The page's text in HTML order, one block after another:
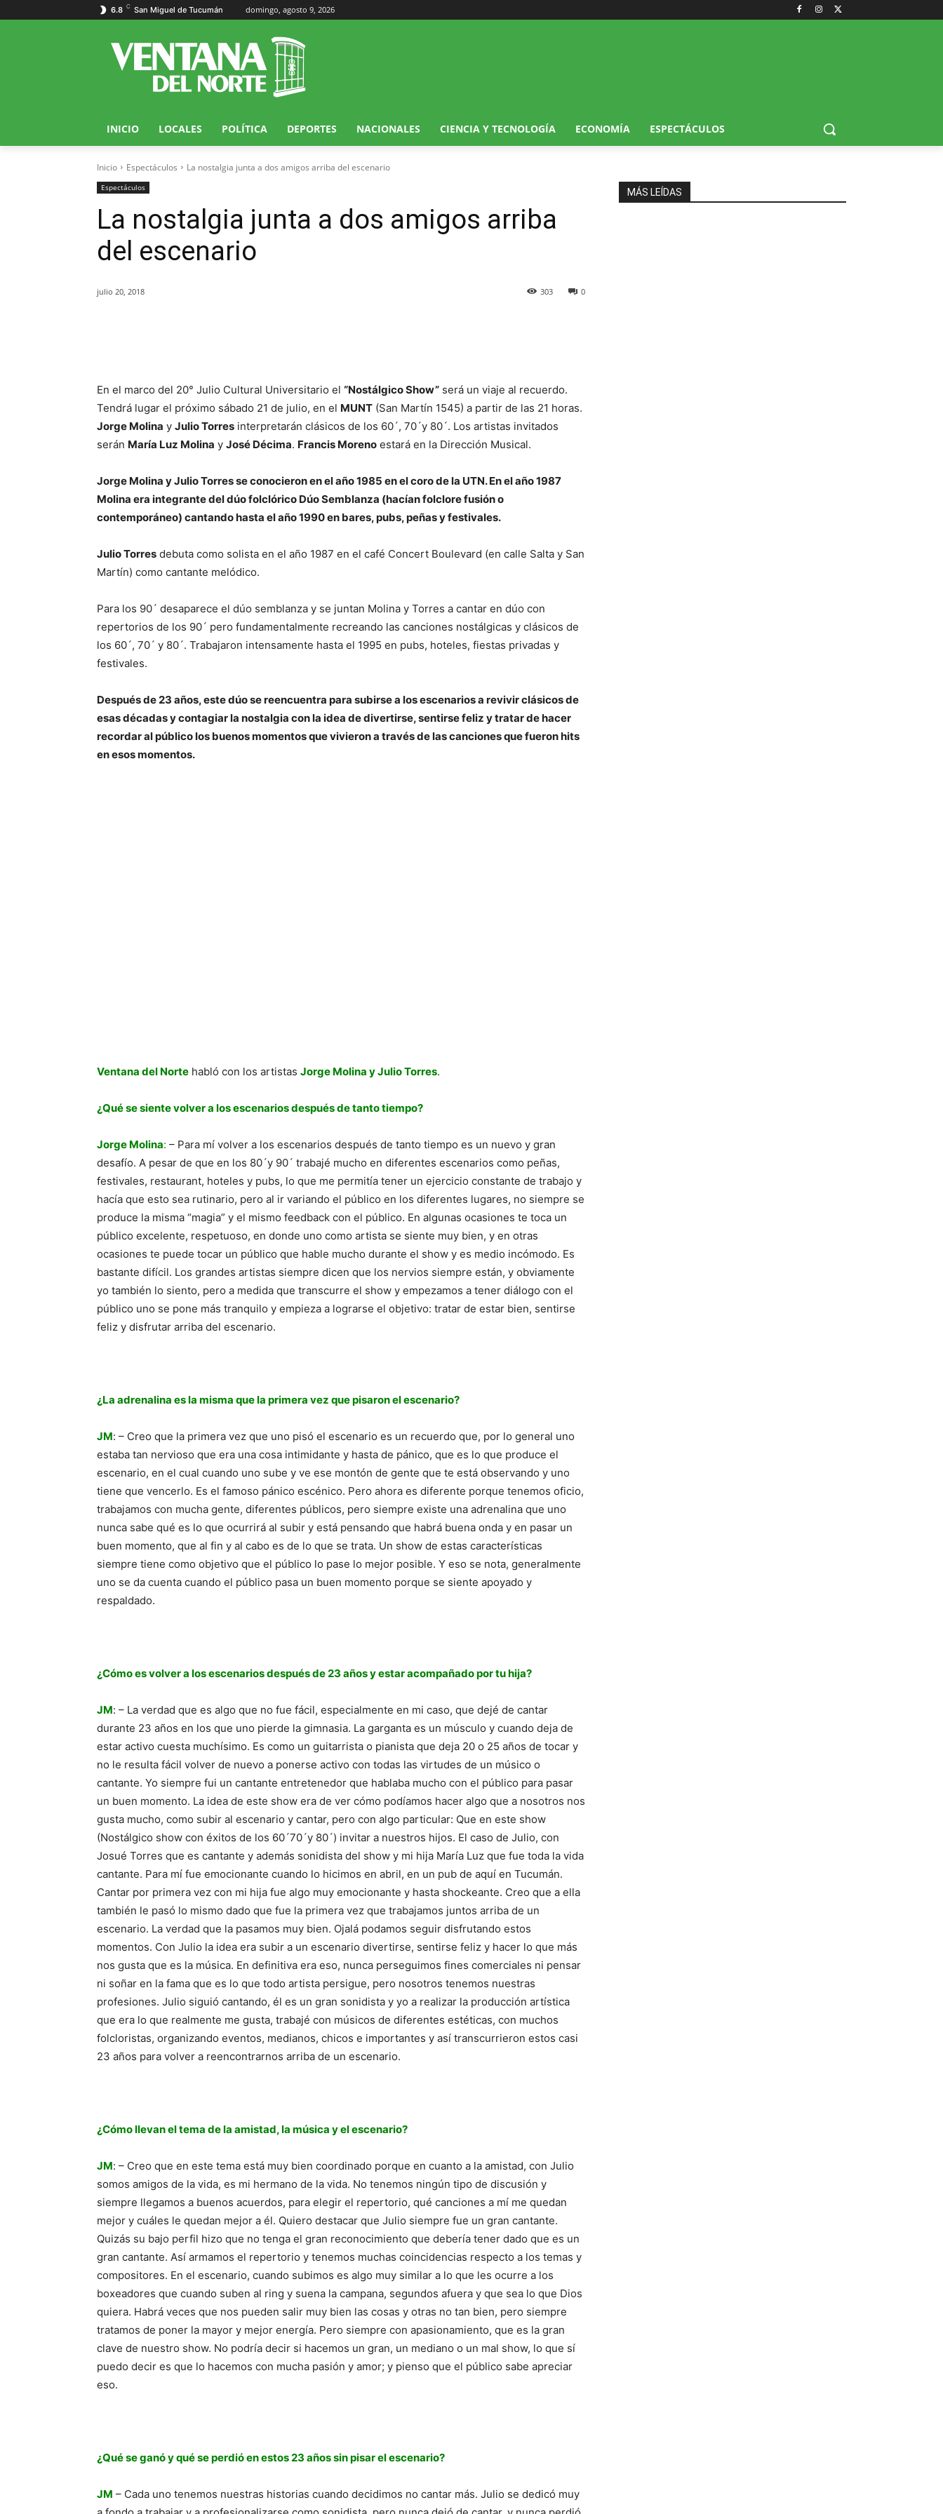
6.8 C San Miguel de Tucumán domingo, agosto 9, 2026
INICIO LOCALES POLÍTICA DEPORTES NACIONALES CIENCIA Y TECNOLOGÍA ECONOMÍA ESPECTÁCULOS
Inicio Espectáculos La nostalgia junta a dos amigos arriba del escenario
Espectáculos
La nostalgia junta a dos amigos arriba
del escenario
julio 20, 2018 0
303
En el marco del 20° Julio Cultural Universitario el “Nostálgico Show” será un viaje al recuerdo.
Tendrá lugar el próximo sábado 21 de julio, en el MUNT (San Martín 1545) a partir de las 21 horas.
Jorge Molina y Julio Torres interpretarán clásicos de los 60´, 70´y 80´. Los artistas invitados
serán María Luz Molina y José Décima. Francis Moreno estará en la Dirección Musical.
Jorge Molina y Julio Torres se conocieron en el año 1985 en el coro de la UTN. En el año 1987
Molina era integrante del dúo folclórico Dúo Semblanza (hacían folclore fusión o
contemporáneo) cantando hasta el año 1990 en bares, pubs, peñas y festivales.
Julio Torres debuta como solista en el año 1987 en el café Concert Boulevard (en calle Salta y San
Martín) como cantante melódico.
Para los 90´ desaparece el dúo semblanza y se juntan Molina y Torres a cantar en dúo con
repertorios de los 90´ pero fundamentalmente recreando las canciones nostálgicas y clásicos de
los 60´, 70´ y 80´. Trabajaron intensamente hasta el 1995 en pubs, hoteles, fiestas privadas y
festivales.
Después de 23 años, este dúo se reencuentra para subirse a los escenarios a revivir clásicos de
esas décadas y contagiar la nostalgia con la idea de divertirse, sentirse feliz y tratar de hacer
recordar al público los buenos momentos que vivieron a través de las canciones que fueron hits
en esos momentos.
Ventana del Norte habló con los artistas Jorge Molina y Julio Torres.
¿Qué se siente volver a los escenarios después de tanto tiempo?
Jorge Molina: – Para mí volver a los escenarios después de tanto tiempo es un nuevo y gran
desafío. A pesar de que en los 80´y 90´ trabajé mucho en diferentes escenarios como peñas,
festivales, restaurant, hoteles y pubs, lo que me permitía tener un ejercicio constante de trabajo y
hacía que esto sea rutinario, pero al ir variando el público en los diferentes lugares, no siempre se
produce la misma “magia” y el mismo feedback con el público. En algunas ocasiones te toca un
público excelente, respetuoso, en donde uno como artista se siente muy bien, y en otras
ocasiones te puede tocar un público que hable mucho durante el show y es medio incómodo. Es
bastante difícil. Los grandes artistas siempre dicen que los nervios siempre están, y obviamente
yo también lo siento, pero a medida que transcurre el show y empezamos a tener diálogo con el
público uno se pone más tranquilo y empieza a lograrse el objetivo: tratar de estar bien, sentirse
feliz y disfrutar arriba del escenario.
¿La adrenalina es la misma que la primera vez que pisaron el escenario?
JM: – Creo que la primera vez que uno pisó el escenario es un recuerdo que, por lo general uno
estaba tan nervioso que era una cosa intimidante y hasta de pánico, que es lo que produce el
escenario, en el cual cuando uno sube y ve ese montón de gente que te está observando y uno
tiene que vencerlo. Es el famoso pánico escénico. Pero ahora es diferente porque tenemos oficio,
trabajamos con mucha gente, diferentes públicos, pero siempre existe una adrenalina que uno
nunca sabe qué es lo que ocurrirá al subir y está pensando que habrá buena onda y en pasar un
buen momento, que al fin y al cabo es de lo que se trata. Un show de estas características
siempre tiene como objetivo que el público lo pase lo mejor posible. Y eso se nota, generalmente
uno se da cuenta cuando el público pasa un buen momento porque se siente apoyado y
respaldado.
¿Cómo es volver a los escenarios después de 23 años y estar acompañado por tu hija?
JM: – La verdad que es algo que no fue fácil, especialmente en mi caso, que dejé de cantar
durante 23 años en los que uno pierde la gimnasia. La garganta es un músculo y cuando deja de
estar activo cuesta muchísimo. Es como un guitarrista o pianista que deja 20 o 25 años de tocar y
no le resulta fácil volver de nuevo a ponerse activo con todas las virtudes de un músico o
cantante. Yo siempre fui un cantante entretenedor que hablaba mucho con el público para pasar
un buen momento. La idea de este show era de ver cómo podíamos hacer algo que a nosotros nos
gusta mucho, como subir al escenario y cantar, pero con algo particular: Que en este show
(Nostálgico show con éxitos de los 60´70´y 80´) invitar a nuestros hijos. El caso de Julio, con
Josué Torres que es cantante y además sonidista del show y mi hija María Luz que fue toda la vida
cantante. Para mí fue emocionante cuando lo hicimos en abril, en un pub de aquí en Tucumán.
Cantar por primera vez con mi hija fue algo muy emocionante y hasta shockeante. Creo que a ella
también le pasó lo mismo dado que fue la primera vez que trabajamos juntos arriba de un
escenario. La verdad que la pasamos muy bien. Ojalá podamos seguir disfrutando estos
momentos. Con Julio la idea era subir a un escenario divertirse, sentirse feliz y hacer lo que más
nos gusta que es la música. En definitiva era eso, nunca perseguimos fines comerciales ni pensar
ni soñar en la fama que es lo que todo artista persigue, pero nosotros tenemos nuestras
profesiones. Julio siguió cantando, él es un gran sonidista y yo a realizar la producción artística
que era lo que realmente me gusta, trabajé con músicos de diferentes estéticas, con muchos
folcloristas, organizando eventos, medianos, chicos e importantes y así transcurrieron estos casi
23 años para volver a reencontrarnos arriba de un escenario.
¿Cómo llevan el tema de la amistad, la música y el escenario?
JM: – Creo que en este tema está muy bien coordinado porque en cuanto a la amistad, con Julio
somos amigos de la vida, es mi hermano de la vida. No tenemos ningún tipo de discusión y
siempre llegamos a buenos acuerdos, para elegir el repertorio, qué canciones a mí me quedan
mejor y cuáles le quedan mejor a él. Quiero destacar que Julio siempre fue un gran cantante.
Quizás su bajo perfil hizo que no tenga el gran reconocimiento que debería tener dado que es un
gran cantante. Así armamos el repertorio y tenemos muchas coincidencias respecto a los temas y
compositores. En el escenario, cuando subimos es algo muy similar a lo que les ocurre a los
boxeadores que cuando suben al ring y suena la campana, segundos afuera y que sea lo que Dios
quiera. Habrá veces que nos pueden salir muy bien las cosas y otras no tan bien, pero siempre
tratamos de poner la mayor y mejor energía. Pero siempre con apasionamiento, que es la gran
clave de nuestro show. No podría decir si hacemos un gran, un mediano o un mal show, lo que sí
puedo decir es que lo hacemos con mucha pasión y amor; y pienso que el público sabe apreciar
eso.
¿Qué se ganó y qué se perdió en estos 23 años sin pisar el escenario?
JM – Cada uno tenemos nuestras historias cuando decidimos no cantar más. Julio se dedicó muy
MÁS LEÍDAS